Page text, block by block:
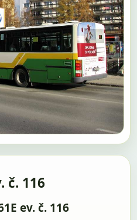
č. 116
ev. č. 116